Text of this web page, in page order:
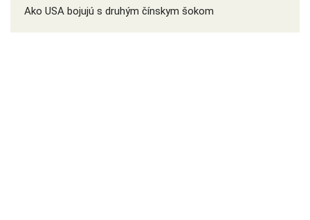
Ako USA bojujú s druhým čínskym šokom